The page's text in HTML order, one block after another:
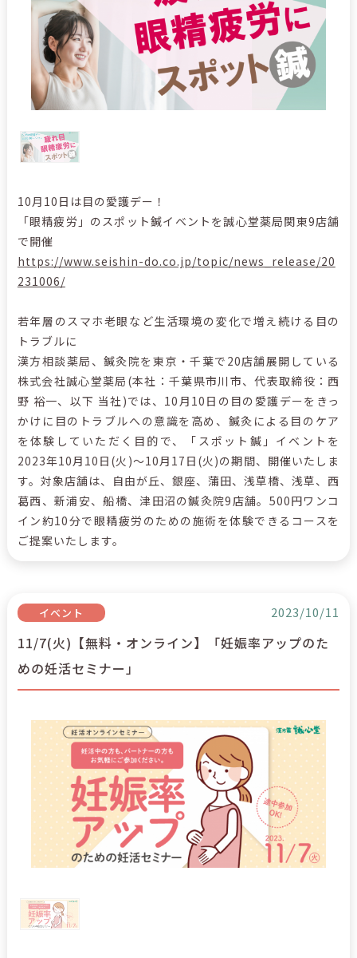
10月10日は目の愛護デー！
「眼精疲労」のスポット鍼イベントを誠心堂薬局関東9店舗
で開催
https://www.seishin-do.co.jp/topic/news_release/20
231006/
若年層のスマホ老眼など生活環境の変化で増え続ける目の
トラブルに
漢方相談薬局、鍼灸院を東京・千葉で20店舗展開している
株式会社誠心堂薬局(本社：千葉県市川市、代表取締役：西
野 裕一、以下 当社)では、10月10日の目の愛護デーをきっ
かけに目のトラブルへの意識を高め、鍼灸による目のケア
を体験していただく目的で、「スポット鍼」イベントを
2023年10月10日(火)～10月17日(火)の期間、開催いたしま
す。対象店舗は、自由が丘、銀座、蒲田、浅草橋、浅草、西
葛西、新浦安、船橋、津田沼の鍼灸院9店舗。500円ワンコ
イン約10分で眼精疲労のための施術を体験できるコースを
ご提案いたします。
イベント 2023/10/11
11/7(火)【無料・オンライン】「妊娠率アップのた
めの妊活セミナー」